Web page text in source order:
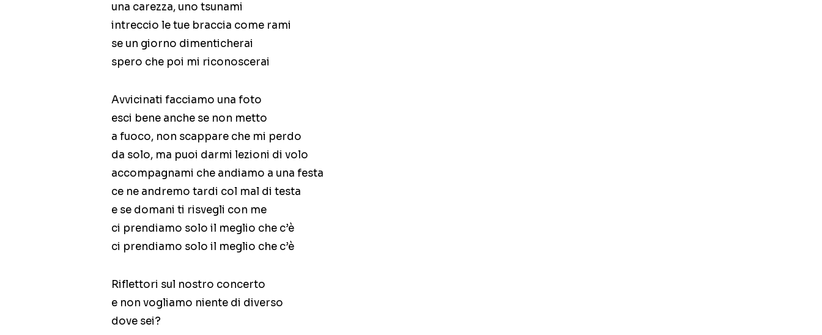
una carezza, uno tsunami
intreccio le tue braccia come rami
se un giorno dimenticherai
spero che poi mi riconoscerai
Avvicinati facciamo una foto
esci bene anche se non metto
a fuoco, non scappare che mi perdo
da solo, ma puoi darmi lezioni di volo
accompagnami che andiamo a una festa
ce ne andremo tardi col mal di testa
e se domani ti risvegli con me
ci prendiamo solo il meglio che c’è
ci prendiamo solo il meglio che c’è
Riflettori sul nostro concerto
e non vogliamo niente di diverso
dove sei?